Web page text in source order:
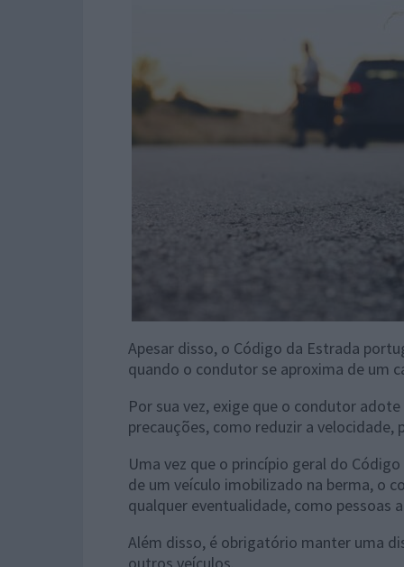
Apesar disso, o Código da Estrada
quando o condutor se aproxima de um
Por sua vez, exige que o condutor
precauções, como reduzir a
Uma vez que o princípio geral do
de um veículo imobilizado na berma, o
qualquer eventualidade, como pessoas
Além disso, é obrigatório manter uma
outros veículos.